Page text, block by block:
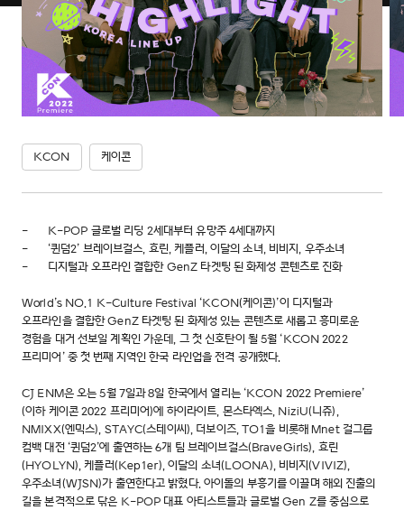
KCON 케이콘
- K-POP 글로벌 리딩 2세대부터 유망주 4세대까지
- ‘퀸덤2’ 브레이브걸스, 효린, 케플러, 이달의 소녀, 비비지, 우주소녀
- 디지털과 오프라인 결합한 GenZ 타겟팅 된 화제성 콘텐츠로 진화
World’s NO.1 K-Culture Festival ‘KCON(케이콘)’이 디지털과
오프라인을 결합한 GenZ 타겟팅 된 화제성 있는 콘텐츠로 새롭고 흥미로운
경험을 대거 선보일 계획인 가운데, 그 첫 신호탄이 될 5월 ‘KCON 2022
프리미어’ 중 첫 번째 지역인 한국 라인업을 전격 공개했다.
CJ ENM은 오는 5월 7일과 8일 한국에서 열리는 ‘KCON 2022 Premiere’
(이하 케이콘 2022 프리미어)에 하이라이트, 몬스타엑스, NiziU(니쥬),
NMIXX(엔믹스), STAYC(스테이씨), 더보이즈, TO1을 비롯해 Mnet 걸그룹
컴백 대전 ‘퀸덤2’에 출연하는 6개 팀 브레이브걸스(BraveGirls), 효린
(HYOLYN), 케플러(Kep1er), 이달의 소녀(LOONA), 비비지(VIVIZ),
우주소녀(WJSN)가 출연한다고 밝혔다. 아이돌의 부흥기를 이끌며 해외 진출의
길을 본격적으로 닦은 K-POP 대표 아티스트들과 글로벌 Gen Z를 중심으로